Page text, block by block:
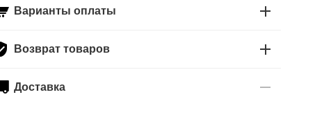
Варианты оплаты
Возврат товаров
Доставка